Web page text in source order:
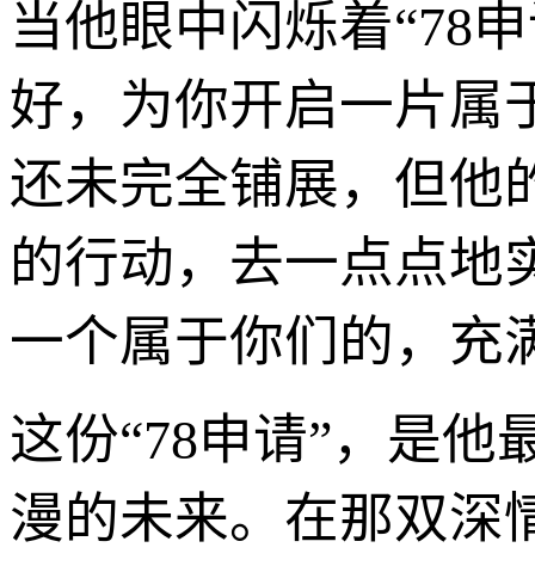
当他眼中闪烁着“78
好，为你开启一片属
还未完全铺展，但他
的行动，去一点点地
一个属于你们的，充
这份“78申请”，是他
漫的未来。在那双深